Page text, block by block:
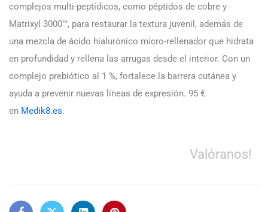
complejos multi-peptídicos, como péptidos de cobre y
Matrixyl 3000™, para restaurar la textura juvenil, además de
una mezcla de ácido hialurónico micro-rellenador que hidrata
en profundidad y rellena las arrugas desde el interior. Con un
complejo prebiótico al 1 %, fortalece la barrera cutánea y
ayuda a prevenir nuevas líneas de expresión. 95 €
en Medik8.es.
Valóranos!